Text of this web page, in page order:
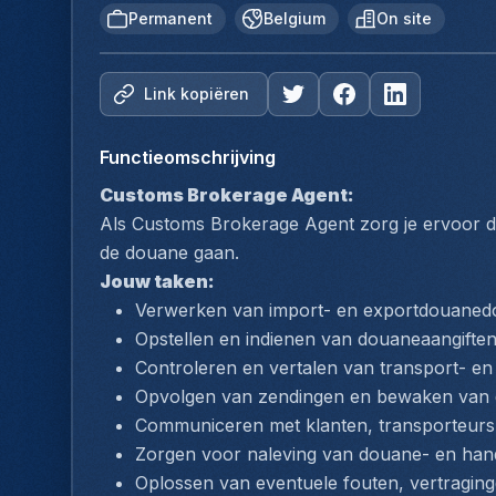
Permanent Belgium On site
Link kopiëren
Functieomschrijving
Customs Brokerage Agent:
Als Customs Brokerage Agent zorg je ervoor
de douane gaan.
Jouw taken:
Verwerken van import- en
Opstellen en indienen van douaneaangiften
Controleren en vertalen van transport-
Opvolgen van zendingen en bewaken
Communiceren met klanten,
Zorgen voor naleving van douane- en
Oplossen van eventuele fouten,